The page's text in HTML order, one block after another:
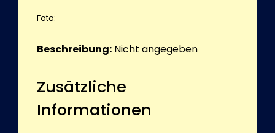
Foto:
Beschreibung: Nicht angegeben
Zusätzliche
Informationen